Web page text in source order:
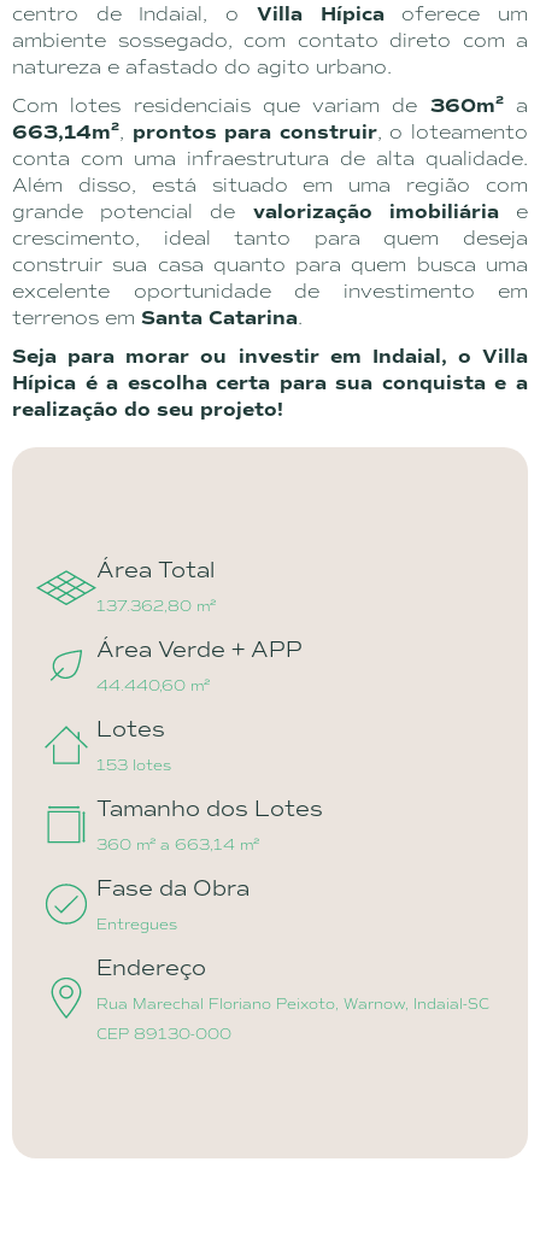
centro de Indaial, o Villa Hípicaoferece um
ambiente sossegado, com contato direto com a
natureza e afastado do agito urbano.
Com lotes residenciais que variam de 360m²a
663,14m² prontos para construir, o loteamento
conta com uma infraestrutura de alta qualidade.
Além disso, está situado em uma região com
grande potencial de valorização imobiliáriae
crescimento, ideal tanto para quem deseja
construir sua casa quanto para quem busca uma
excelente oportunidade de investimento em
terrenos em Santa Catarina.
Seja para morar ou investir em Indaial, o Villa
Hípica é a escolha certa para sua conquista e a
realização do seu projeto!
Área Total
137.362,80 m²
Área Verde + APP
44.440,60 m²
Lotes
153 lotes
Tamanho dos Lotes
360 m² a 663,14 m²
Fase da Obra
Entregues
Endereço
Rua Marechal Floriano Peixoto, Warnow, Indaial-SC
CEP 89130-000